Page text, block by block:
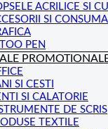
ACRILICE SI
SI
PEN
SI CESTI
SI CALATORIE
DE SCRIS
TEXTILE